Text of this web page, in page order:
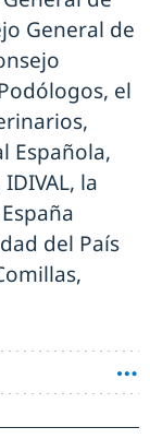
General de
el
Española,
la
del País